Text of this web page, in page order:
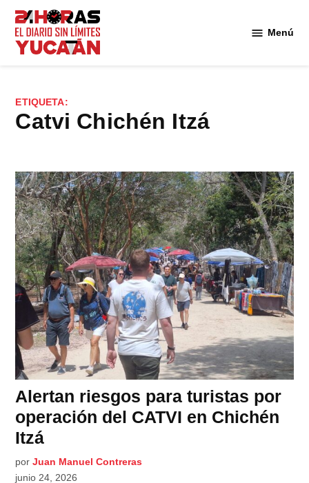
Saltar
contenido
Menú
ETIQUETA:
Catvi Chichén Itzá
Alertan riesgos para turistas por
operación del CATVI en Chichén
Itzá
por Juan Manuel Contreras
junio 24, 2026